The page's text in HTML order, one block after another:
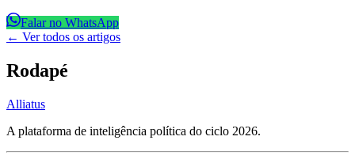
Falar no WhatsApp
← Ver todos os artigos
Rodapé
Alliatus
A plataforma de inteligência política do ciclo 2026.